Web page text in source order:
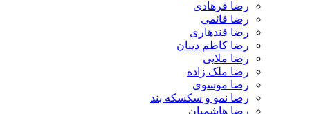
رضا فرهادی
رضا قائمی
رضا قندهاری
رضا کاظم دینان
رضا ملایی
رضا ملک زاده
رضا موسوی
رضا نمو و سکسکه بند
رضا هاشمیان